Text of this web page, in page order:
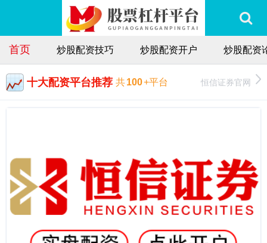
首页 炒股配资技巧 炒股配资开户 炒股配资
十大配资平台推荐 共100+平台 恒信证券官网